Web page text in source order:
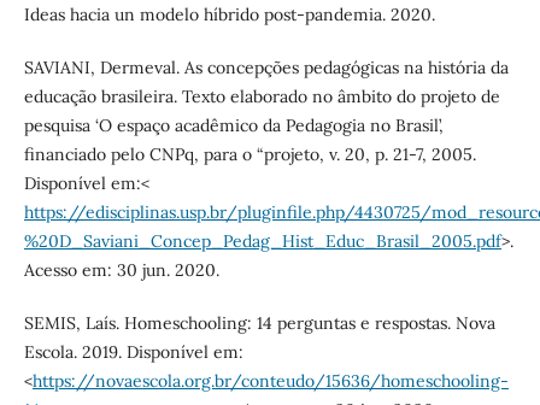
Ideas hacia un modelo híbrido post-pandemia. 2020.
SAVIANI, Dermeval. As concepções pedagógicas na história da
educação brasileira. Texto elaborado no âmbito do projeto de
pesquisa ‘O espaço acadêmico da Pedagogia no Brasil’,
financiado pelo CNPq, para o “projeto, v. 20, p. 21-7, 2005.
Disponível em:<
https://edisciplinas.usp.br/pluginfile.php/4430725/
%20D_Saviani_Concep_Pedag_Hist_Educ_Brasil_2005.pdf>.
Acesso em: 30 jun. 2020.
SEMIS, Laís. Homeschooling: 14 perguntas e respostas. Nova
Escola. 2019. Disponível em:
<https://novaescola.org.br/conteudo/15636/homeschooling-